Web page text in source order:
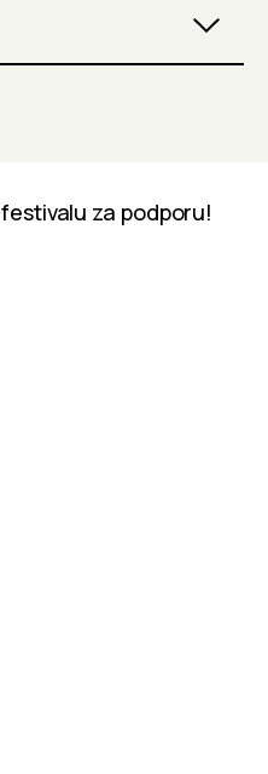
za podporu!